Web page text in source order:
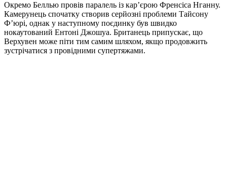
Окремо Беллью провів паралель із кар’єрою Френсіса Нганну.
Камерунець спочатку створив серйозні проблеми Тайсону
Ф’юрі, однак у наступному поєдинку був швидко
нокаутований Ентоні Джошуа. Британець припускає, що
Верхувен може піти тим самим шляхом, якщо продовжить
зустрічатися з провідними супертяжами.